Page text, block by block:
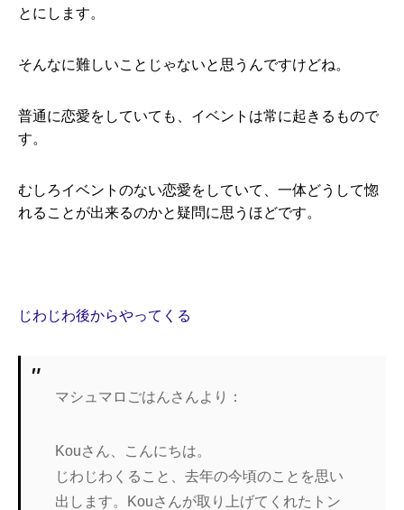
とにします。
そんなに難しいことじゃないと思うんですけどね。
普通に恋愛をしていても、イベントは常に起きるもので
す。
むしろイベントのない恋愛をしていて、一体どうして惚
れることが出来るのかと疑問に思うほどです。
じわじわ後からやってくる
マシュマロごはんさんより：
Kouさん、こんにちは。
じわじわくること、去年の今頃のことを思い
出します。Kouさんが取り上げてくれたトン